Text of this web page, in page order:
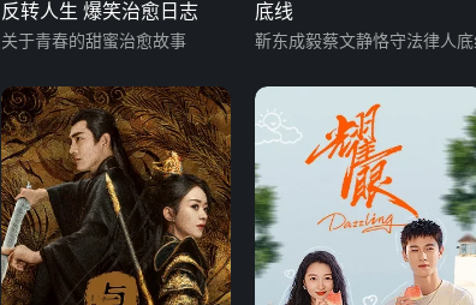
反转人生 爆笑治愈日志
关于青春的甜蜜治愈故事
底线
靳东成毅蔡文静恪守法律人底